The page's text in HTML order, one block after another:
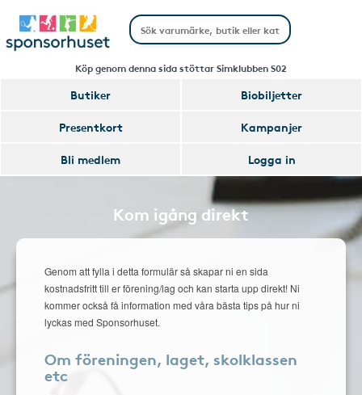
Köp genom denna sida stöttar Simklubben S02
Butiker
Biobiljetter
Presentkort
Kampanjer
Bli medlem
Logga in
Kom igång direkt
Genom att fylla i detta formulär så skapar ni en sida
kostnadsfritt till er förening/lag och kan starta upp direkt! Ni
kommer också få information med våra bästa tips på hur ni
lyckas med Sponsorhuset.
Om föreningen, laget, skolklassen
etc